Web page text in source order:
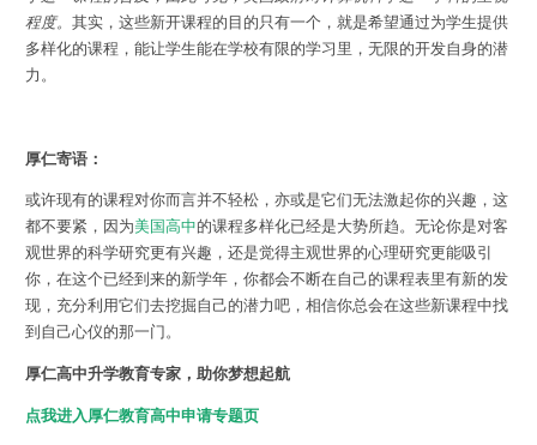
程度。 其实，这些新开课程的目的只有一个，就是希望通过为学生提供
多样化的课程，能让学生能在学校有限的学习里，无限的开发自身的潜
力。
厚仁寄语：
或许现有的课程对你而言并不轻松，亦或是它们无法激起你的兴趣，这
都不要紧，因为美国高中的课程多样化已经是大势所趋。无论你是对客
观世界的科学研究更有兴趣，还是觉得主观世界的心理研究更能吸引
你，在这个已经到来的新学年，你都会不断在自己的课程表里有新的发
现，充分利用它们去挖掘自己的潜力吧，相信你总会在这些新课程中找
到自己心仪的那一门。
厚仁高中升学教育专家，助你梦想起航
点我进入厚仁教育高中申请专题页